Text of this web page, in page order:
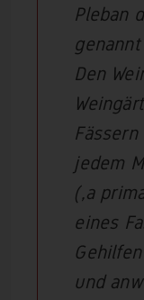
Pleban
genannt
Den
Fässern
jedem
(‚a
eines
und